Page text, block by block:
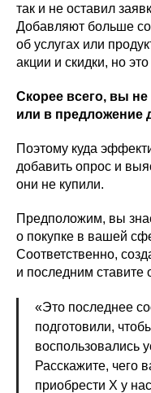
так и не оставил
Добавляют больше
об услугах или
акции и скидки, но
Скорее всего, вы
или в предложение
Поэтому куда
добавить опрос и
они не купили.
Предположим, вы
о покупке в вашей
Соответственно,
и последним ставите
«Это последнее
подготовили,
воспользовались
Расскажите, чего
приобрести Х у